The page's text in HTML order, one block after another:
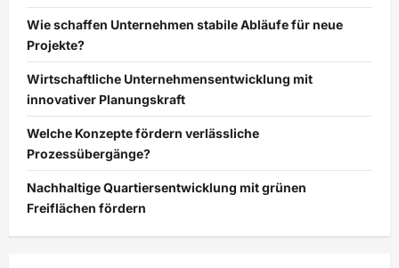
Wie schaffen Unternehmen stabile Abläufe für neue
Projekte?
Wirtschaftliche Unternehmensentwicklung mit
innovativer Planungskraft
Welche Konzepte fördern verlässliche
Prozessübergänge?
Nachhaltige Quartiersentwicklung mit grünen
Freiflächen fördern